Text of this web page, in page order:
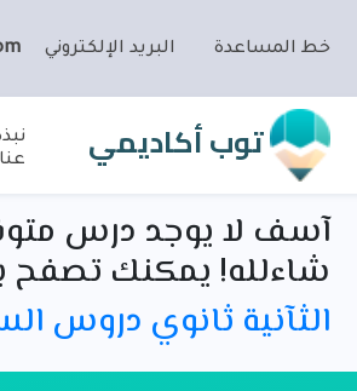
خط المساعدة البريد الإلكتروني
توب أكاديمي
عنا
آسف لا يوجد درس
شاءلله! يمكنك تصفح
الثآنية ثانوي دروس